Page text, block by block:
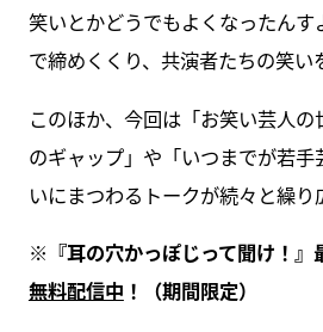
笑いとかどうでもよくなったん
で締めくくり、共演者たちの笑い
このほか、今回は「お笑い芸人の
のギャップ」や「いつまでが若
いにまつわるトークが続々と繰り
※『耳の穴かっぽじって聞け！』
無料配信中 ！（期間限定）